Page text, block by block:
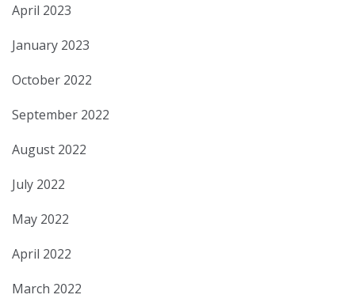
April 2023
January 2023
October 2022
September 2022
August 2022
July 2022
May 2022
April 2022
March 2022